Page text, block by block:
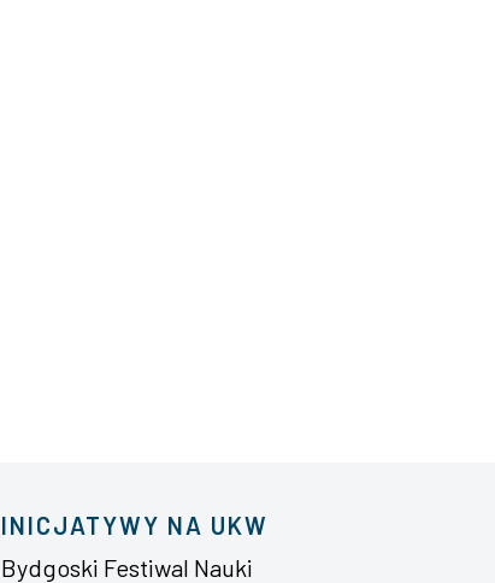
INICJATYWY NA UKW
Bydgoski Festiwal Nauki